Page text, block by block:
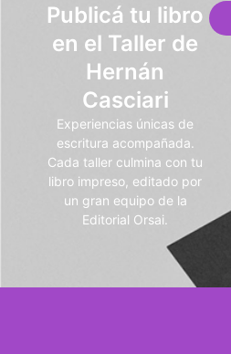
Publicá tu libro
en el Taller de
Hernán
Casciari
Experiencias únicas de
escritura acompañada.
Cada taller culmina con tu
libro impreso, editado por
un gran equipo de la
Editorial Orsai.